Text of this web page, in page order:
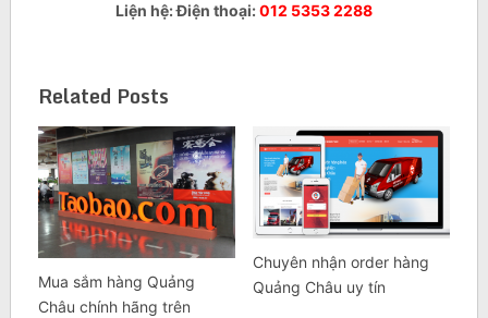
Liện hệ: Điện thoại:012 5353 2288
Related Posts
Mua sắm hàng Quảng
Châu chính hãng trên
Chuyên nhận order hàng
Quảng Châu uy tín